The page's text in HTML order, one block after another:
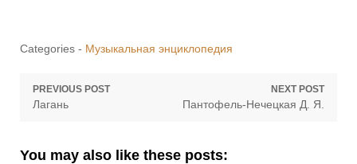
Categories - Музыкальная энциклопедия
Навигация
записям
PREVIOUS POST
Previous
Лагань
NEXT POST
Next
Пантофель-Нечецкая Д. Я.
You may also like these posts: